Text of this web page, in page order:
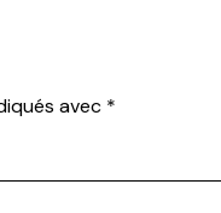
avec *